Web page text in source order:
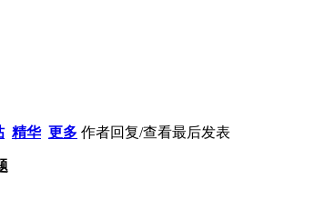
精华 更多 作者回复/查看最后发表